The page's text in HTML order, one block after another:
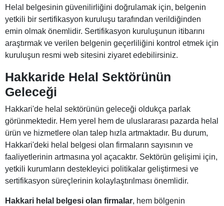
Helal belgesinin güvenilirliğini doğrulamak için, belgenin
yetkili bir sertifikasyon kuruluşu tarafından verildiğinden
emin olmak önemlidir. Sertifikasyon kuruluşunun itibarını
araştırmak ve verilen belgenin geçerliliğini kontrol etmek için
kuruluşun resmi web sitesini ziyaret edebilirsiniz.
Hakkaride Helal Sektörünün
Geleceği
Hakkari'de helal sektörünün geleceği oldukça parlak
görünmektedir. Hem yerel hem de uluslararası pazarda helal
ürün ve hizmetlere olan talep hızla artmaktadır. Bu durum,
Hakkari'deki helal belgesi olan firmaların sayısının ve
faaliyetlerinin artmasına yol açacaktır. Sektörün gelişimi için,
yetkili kurumların destekleyici politikalar geliştirmesi ve
sertifikasyon süreçlerinin kolaylaştırılması önemlidir.
Hakkari helal belgesi olan firmalar, hem bölgenin